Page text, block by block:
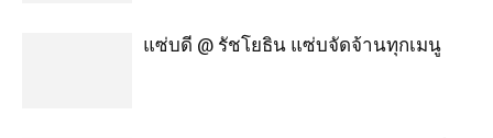
แซ่บดี @ รัชโยธิน แซ่บจัดจ้านทุกเมนู